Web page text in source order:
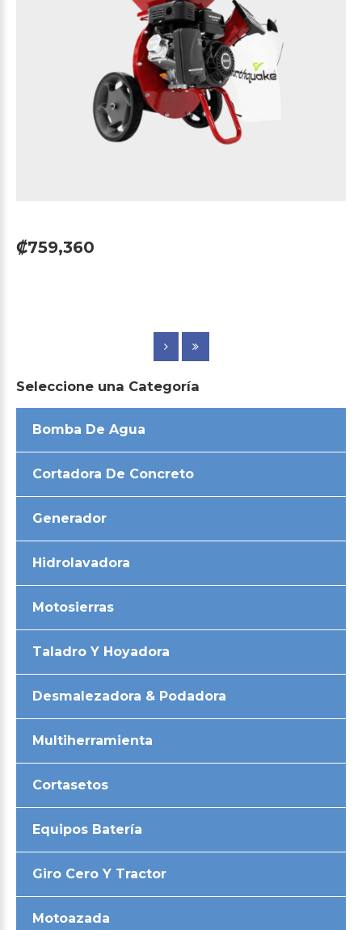
₡759,360
Seleccione una Categoría
Bomba De Agua
Cortadora De Concreto
Generador
Hidrolavadora
Motosierras
Taladro Y Hoyadora
Desmalezadora & Podadora
Multiherramienta
Cortasetos
Equipos Batería
Giro Cero Y Tractor
Motoazada